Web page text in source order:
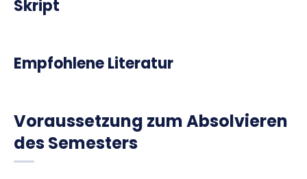
Skript
Empfohlene Literatur
Voraussetzung zum Absolvieren
des Semesters